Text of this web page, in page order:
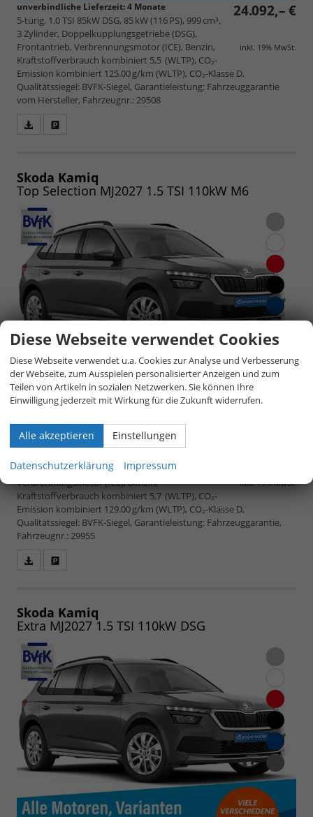
24.092,– €
inkl. 19% MwSt.
unverbindliche Lieferzeit:4 Monate
5-türig, 1.0 TSI 85kW DSG, 85 kW (116 PS), 999 cm³,
3 Zylinder, Doppelkupplungsgetriebe (DSG),
Frontantrieb, Verbrennungsmotor (ICE), Benzin,
Kraftstoffverbrauch kombiniert 5,5 (WLTP), CO₂-
Emission kombiniert 125.00 g/km (WLTP), CO₂-Klasse D,
Qualitätssiegel: BVFK-Siegel, Garantieleistung: Fahrzeuggarantie
vom Hersteller, Fahrzeugnr.: 29508
speichern/drucken
Skoda Kamiq
Top Selection MJ2027 1.5 TSI 110kW M6
inkl. 19% MwSt.
unverbindliche Lieferzeit:4 Monate
1.498 cm³, 4 Zylinder, Schalt. 6-Gang, Frontantrieb,
Verbrennungsmotor (ICE), Benzin,
Kraftstoffverbrauch kombiniert 5,7 (WLTP), CO₂-
Emission kombiniert 129.00 g/km (WLTP), CO₂-Klasse D,
Qualitätssiegel: BVFK-Siegel, Garantieleistung: Fahrzeuggarantie,
Fahrzeugnr.: 29955
speichern/drucken
Skoda Kamiq
Extra MJ2027 1.5 TSI 110kW DSG
Diese Webseite verwendet Cookies
Diese Webseite verwendet u.a. Cookies zur Analyse und Verbesserung
der Webseite, zum Ausspielen personalisierter Anzeigen und zum
Teilen von Artikeln in sozialen Netzwerken. Sie können Ihre
Einwilligung jederzeit mit Wirkung für die Zukunft widerrufen.
Alle akzeptieren Einstellungen
Datenschutzerklärung Impressum